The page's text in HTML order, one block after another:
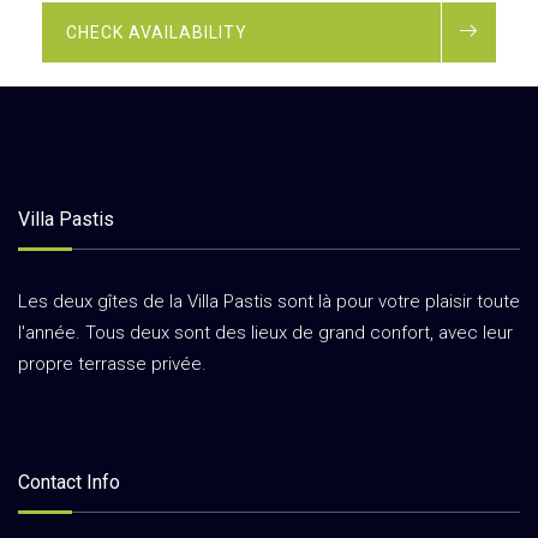
CHECK AVAILABILITY
Villa Pastis
Les deux gîtes de la Villa Pastis sont là pour votre plaisir toute
l'année. Tous deux sont des lieux de grand confort, avec leur
propre terrasse privée.
Contact Info